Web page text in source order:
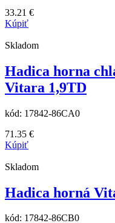
33.21 €
Kúpiť
Skladom
Hadica horna
Vitara 1,9TD
kód: 17842-86CA0
71.35 €
Kúpiť
Skladom
Hadica horná
kód: 17842-86CB0